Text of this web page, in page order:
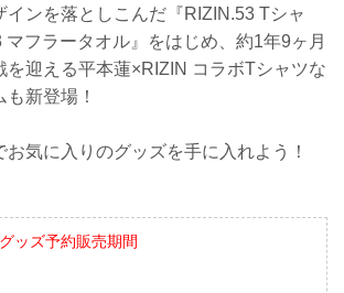
インを落としこんだ『RIZIN.53 Tシャ
マフラータオル』をはじめ、約1年9ヶ月
を迎える平本蓮×RIZIN コラボTシャツな
新登場！
気に入りのグッズを手に入れよう！
ッズ予約販売期間